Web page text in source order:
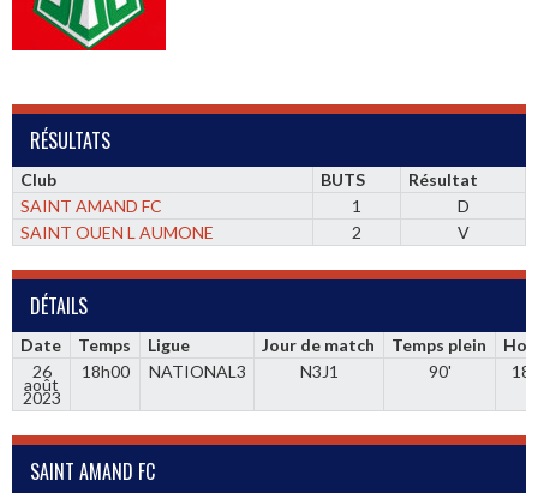
RÉSULTATS
Club BUTS
Résultat
SAINT AMAND FC
1
D
SAINT OUEN L AUMONE
2 V
DÉTAILS
Date Temps Ligue Jour de match Temps plein
26
août
2023
18h00 NATIONAL3 N3J1 90'
SAINT AMAND FC